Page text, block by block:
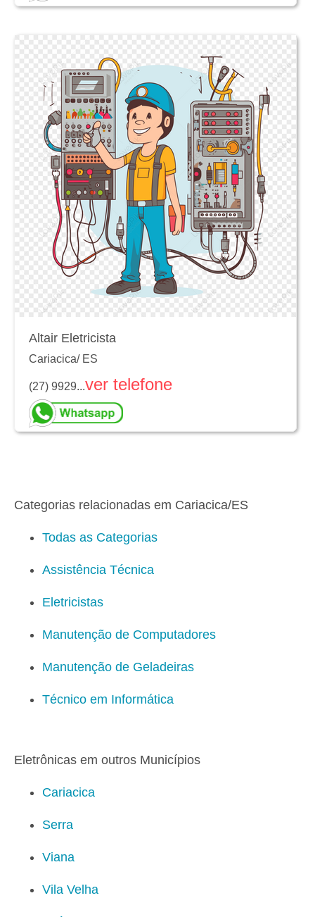
Altair Eletricista
Cariacica/ ES
(27) 9929...ver telefone
Categorias relacionadas em Cariacica/ES
Todas as Categorias
Assistência Técnica
Eletricistas
Manutenção de Computadores
Manutenção de Geladeiras
Técnico em Informática
Eletrônicas em outros Municípios
Cariacica
Serra
Viana
Vila Velha